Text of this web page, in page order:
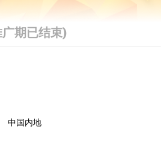
广期已结束)
中国内地